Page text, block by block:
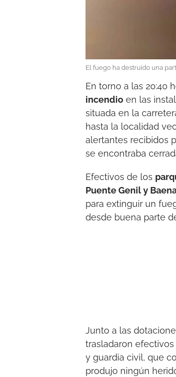
El fuego ha destruido una
En torno a las 20:40
incendio en las
situada en la
hasta la localidad
alertantes recibidos
se encontraba
Efectivos de los
Puente Genil y
para extinguir un
desde buena parte
Junto a las
trasladaron
y guardia civil, que
produjo ningún